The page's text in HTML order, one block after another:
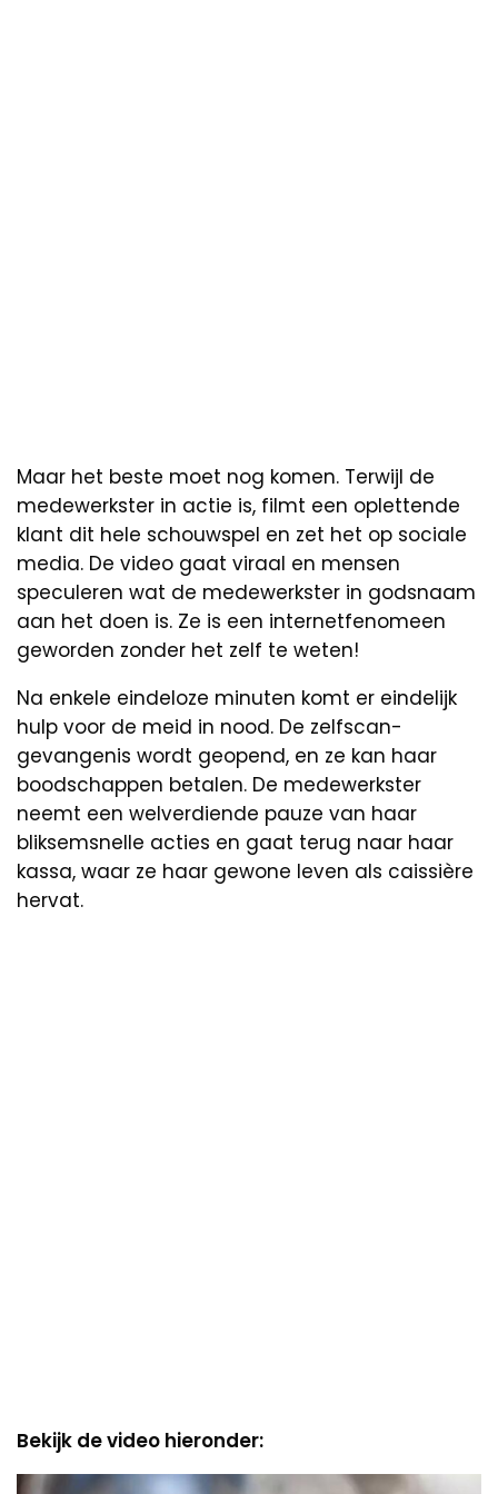
Maar het beste moet nog komen. Terwijl de
medewerkster in actie is, filmt een oplettende
klant dit hele schouwspel en zet het op sociale
media. De video gaat viraal en mensen
speculeren wat de medewerkster in godsnaam
aan het doen is. Ze is een internetfenomeen
geworden zonder het zelf te weten!
Na enkele eindeloze minuten komt er eindelijk
hulp voor de meid in nood. De zelfscan-
gevangenis wordt geopend, en ze kan haar
boodschappen betalen. De medewerkster
neemt een welverdiende pauze van haar
bliksemsnelle acties en gaat terug naar haar
kassa, waar ze haar gewone leven als caissière
hervat.
Bekijk de video hieronder: